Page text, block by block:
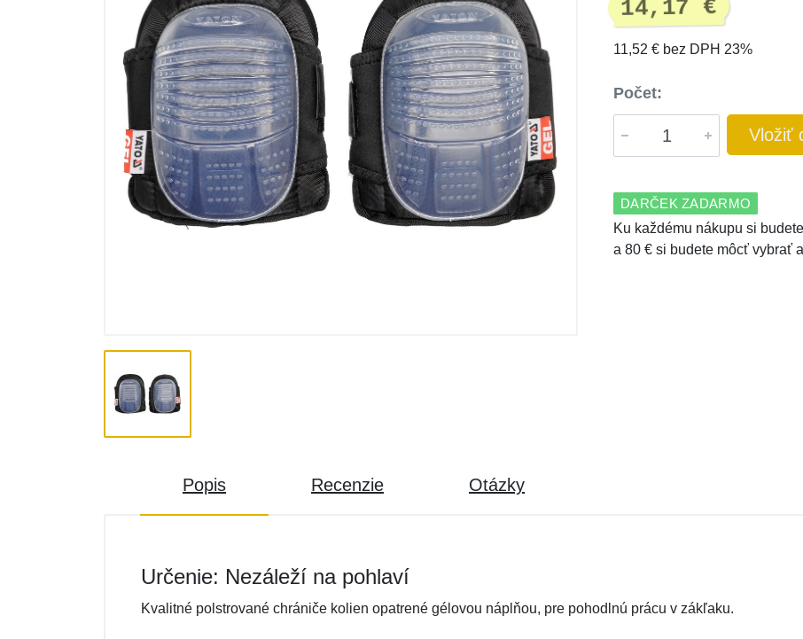
14,17 €
11,52 € bez DPH 23%
Počet:
Vložiť
DARČEK ZADARMO
Ku každému nákupu si
a 80 € si budete môcť vybrať
Popis Recenzie Otázky
Určenie: Nezáleží na pohlaví
Kvalitné polstrované chrániče kolien opatrené gélovou náplňou, pre pohodlnú prácu v zákľaku.